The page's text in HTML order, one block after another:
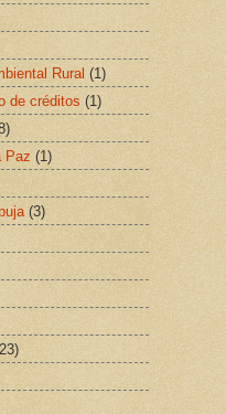
Rural (1)
de créditos (1)
Paz (1)
(3)